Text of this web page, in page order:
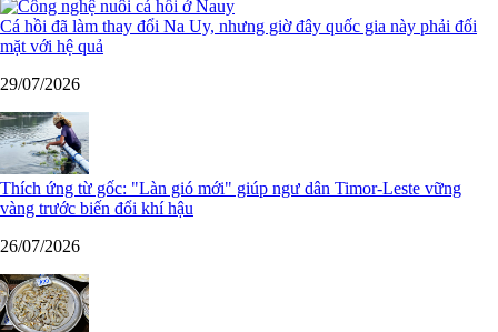
Cá hồi đã làm thay đổi Na Uy, nhưng giờ đây quốc gia này phải đối
mặt với hệ quả
29/07/2026
Thích ứng từ gốc: "Làn gió mới" giúp ngư dân Timor-Leste vững
vàng trước biến đổi khí hậu
26/07/2026